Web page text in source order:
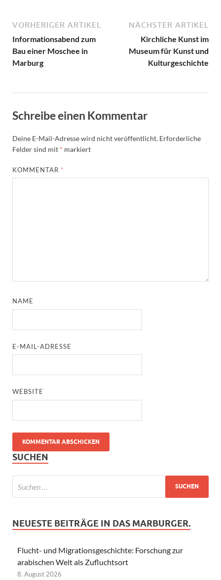
VORHERIGER ARTIKEL
Informationsabend zum
Bau einer Moschee in
Marburg
NÄCHSTER ARTIKEL
Kirchliche Kunst im
Museum für Kunst und
Kulturgeschichte
Schreibe einen Kommentar
Deine E-Mail-Adresse wird nicht veröffentlicht. Erforderliche
Felder sind mit * markiert
KOMMENTAR *
NAME
E-MAIL-ADRESSE
WEBSITE
SUCHEN
NEUESTE BEITRÄGE IN DAS MARBURGER.
Flucht- und Migrationsgeschichte: Forschung zur
arabischen Welt als Zufluchtsort
8. August 2026